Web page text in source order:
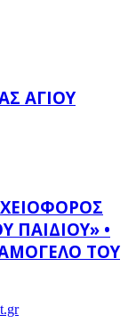
ΑΓΊΟΥ
•
ΤΟΥ